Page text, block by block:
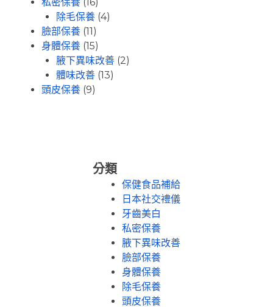
除毛保養 (4)
臉部保養 (11)
身體保養 (15)
腋下異味改善 (2)
體味改善 (13)
頭皮保養 (9)
分類
保健食品補給
日本社交禮儀
牙齒美白
私密保養
腋下異味改善
臉部保養
身體保養
除毛保養
頭皮保養